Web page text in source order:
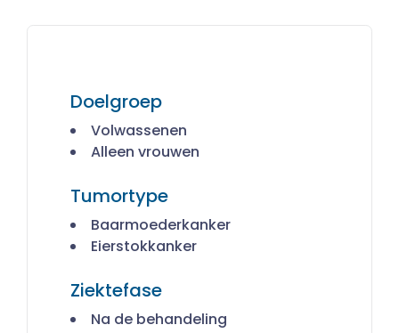
Doelgroep
Volwassenen
Alleen vrouwen
Tumortype
Baarmoederkanker
Eierstokkanker
Ziektefase
Na de behandeling